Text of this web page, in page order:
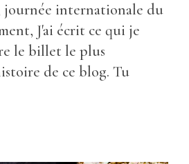
journée internationale du
J'ai écrit ce qui je
le billet le plus
de ce blog. Tu